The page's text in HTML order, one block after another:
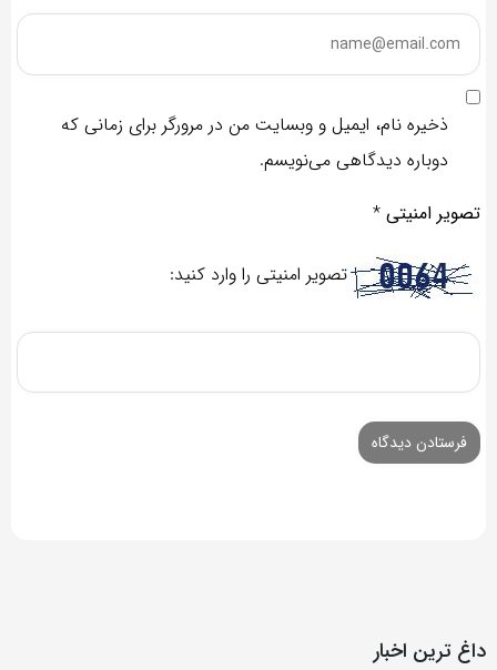
ذخیره نام، ایمیل و وبسایت من در مرورگر برای زمانی که
دوباره دیدگاهی می‌نویسم.
تصویر امنیتی *
تصویر امنیتی را وارد کنید:
داغ ترین اخبار